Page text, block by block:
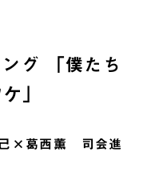
グ 「僕たち
」
×葛西薫 司会進